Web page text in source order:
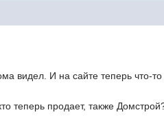
видел. И на сайте теперь что-
теперь продает, также